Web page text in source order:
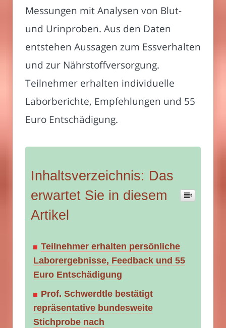
Messungen mit Analysen von Blut-
und Urinproben. Aus den Daten
entstehen Aussagen zum Essverhalten
und zur Nährstoffversorgung.
Teilnehmer erhalten individuelle
Laborberichte, Empfehlungen und 55
Euro Entschädigung.
Inhaltsverzeichnis: Das
erwartet Sie in diesem
Artikel
Teilnehmer erhalten persönliche
Laborergebnisse, Feedback und 55
Euro Entschädigung
Prof. Schwerdtle bestätigt
repräsentative bundesweite
Stichprobe nach